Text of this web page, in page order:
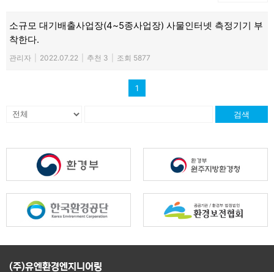
소규모 대기배출사업장(4~5종사업장) 사물인터넷 측정기기 부
착한다.
관리자 2022.07.22 추천 3 조회 5877
1
검색
(주)유엔환경엔지니어링